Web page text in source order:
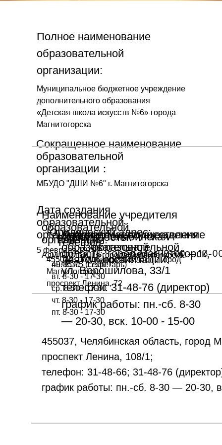
Полное наименование
образовательной
организации:
Муниципальное бюджетное учреждение
дополнительного образования
«Детская школа искусств №6» города
Магнитогорска
МБУДО "ДШИ №6" г. Магнитогорска
5 февраля 1979 г.
Администрация города Магнитогорска.
455044, Челябинская область, город
Магнитогорск,
проспект Ленина, 72
49-85-75 (секретарь)
пн. 8:30 - 17:30
вт. 8-30 - 17-30
cр. 8-30 - 17-30
чт. 8-30 - 17-30
пт. 8-30 - 17-30
Сокращенное наименование
образовательной
организации：
Дата создания
образовательной
организации:
Наименование учредителя
образовательной
организации:
Юридический адрес:
График работы:
Телефон:
Адрес местонахождения
образовательной
организации:
455021, Челябинская
область, город Магнитогорск,
ул. Ворошилова, 33/1
телефон: 31-48-76 (директор)
график работы: пн.-сб. 8-30
— 20-30, вск. 10-00 - 15-00
Лицензия на осуществление
образовательной
деятельности:перерыв 12-00 — 13-
455037, Челябинская область, город
проспект Ленина, 108/1;
телефон: 31-48-66; 31-48-76
график работы: пн.-сб. 8-30 — 20-30,
455037, г. Магнитогорск, пр. Ленина 108/